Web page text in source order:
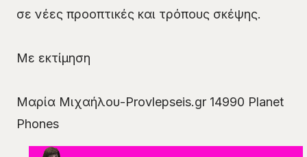
σε νέες προοπτικές και τρόπους σκέψης.
Με εκτίμηση
Μαρία Μιχαήλου-Provlepseis.gr 14990 Planet
Phones